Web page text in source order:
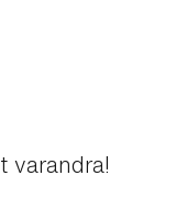
varandra!